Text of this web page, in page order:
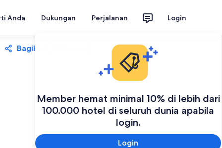
Anda Dukungan Perjalanan Login
Member hemat minimal 10% di lebih dari
100.000 hotel di seluruh dunia apabila
login.
Login
Bagikan